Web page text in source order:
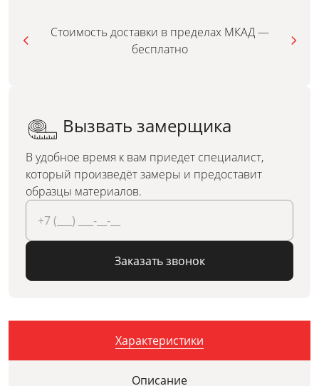
Стоимость доставки в пределах МКАД —
бесплатно
Вызвать замерщика
В удобное время к вам приедет специалист,
который произведёт замеры и предоставит
образцы материалов.
Заказать звонок
Характеристики
Описание